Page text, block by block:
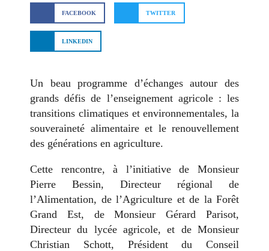
FACEBOOK TWITTER
LINKEDIN
Un beau programme d’échanges autour des
grands défis de l’enseignement agricole : les
transitions climatiques et environnementales, la
souveraineté alimentaire et le renouvellement
des générations en agriculture.
Cette rencontre, à l’initiative de Monsieur
Pierre Bessin, Directeur régional de
l’Alimentation, de l’Agriculture et de la Forêt
Grand Est, de Monsieur Gérard Parisot,
Directeur du lycée agricole, et de Monsieur
Christian Schott, Président du Conseil